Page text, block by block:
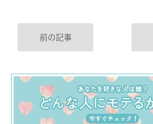
前の記事